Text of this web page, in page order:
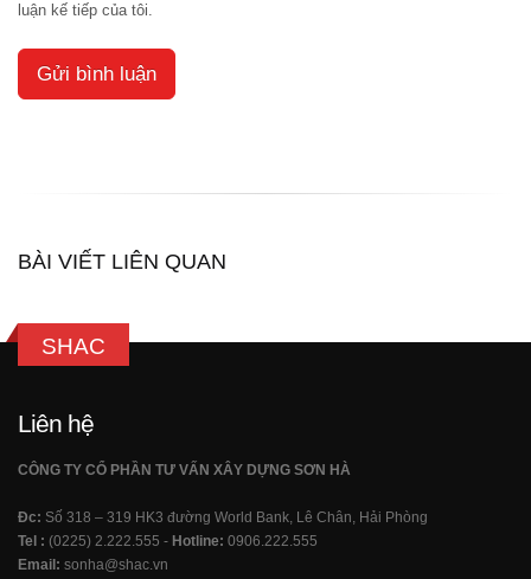
luận kế tiếp của tôi.
BÀI VIẾT LIÊN QUAN
SHAC
Liên hệ
CÔNG TY CỔ PHẦN TƯ VẤN XÂY DỰNG SƠN HÀ
Đc: Số 318 – 319 HK3 đường World Bank, Lê Chân, Hải Phòng
Tel : (0225) 2.222.555 - Hotline: 0906.222.555
Email: sonha@shac.vn